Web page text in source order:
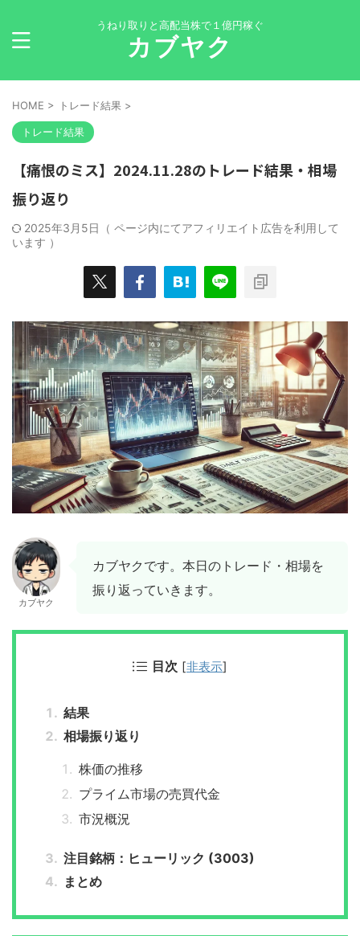
うねり取りと高配当株で１億円稼ぐ
カブヤク
HOME > トレード結果 >
トレード結果
【痛恨のミス】2024.11.28のトレード結果・相場
振り返り
2025年3月5日
カブヤク
カブヤクです。本日のトレード・相場を
振り返っていきます。
目次 [非表示]
結果
相場振り返り
株価の推移
プライム市場の売買代金
市況概況
注目銘柄：ヒューリック (3003)
まとめ